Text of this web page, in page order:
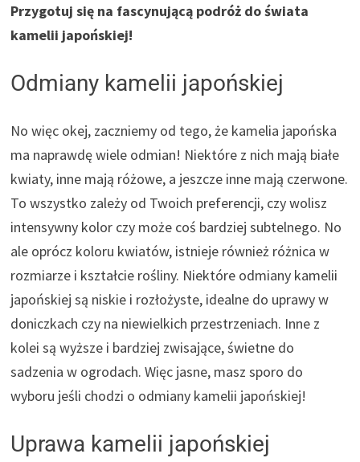
Przygotuj się na fascynującą podróż do świata
kamelii japońskiej!
Odmiany kamelii japońskiej
No więc okej, zaczniemy od tego, że kamelia japońska
ma naprawdę wiele odmian! Niektóre z nich mają białe
kwiaty, inne mają różowe, a jeszcze inne mają czerwone.
To wszystko zależy od Twoich preferencji, czy wolisz
intensywny kolor czy może coś bardziej subtelnego. No
ale oprócz koloru kwiatów, istnieje również różnica w
rozmiarze i kształcie rośliny. Niektóre odmiany kamelii
japońskiej są niskie i rozłożyste, idealne do uprawy w
doniczkach czy na niewielkich przestrzeniach. Inne z
kolei są wyższe i bardziej zwisające, świetne do
sadzenia w ogrodach. Więc jasne, masz sporo do
wyboru jeśli chodzi o odmiany kamelii japońskiej!
Uprawa kamelii japońskiej